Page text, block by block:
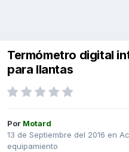
Termómetro digital
para llantas
Por Motard
13 de Septiembre del 2016 en
equipamiento